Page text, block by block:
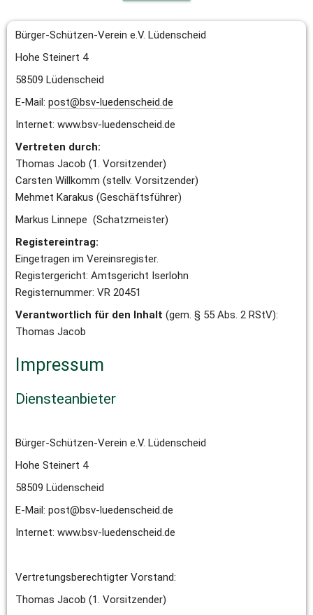
Bürger-Schützen-Verein e.V. Lüdenscheid
Hohe Steinert 4
58509 Lüdenscheid
E-Mail: post@bsv-luedenscheid.de
Internet: www.bsv-luedenscheid.de
Vertreten durch:
Thomas Jacob (1. Vorsitzender)
Carsten Willkomm (stellv. Vorsitzender)
Mehmet Karakus (Geschäftsführer)
Markus Linnepe  (Schatzmeister)
Registereintrag:
Eingetragen im Vereinsregister.
Registergericht: Amtsgericht Iserlohn
Registernummer: VR 20451
Verantwortlich für den Inhalt (gem. § 55 Abs. 2 RStV):
Thomas Jacob
Impressum
Diensteanbieter
Bürger-Schützen-Verein e.V. Lüdenscheid
Hohe Steinert 4
58509 Lüdenscheid
E-Mail: post@bsv-luedenscheid.de
Internet: www.bsv-luedenscheid.de
Vertretungsberechtigter Vorstand:
Thomas Jacob (1. Vorsitzender)